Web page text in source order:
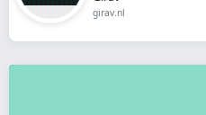
girav.nl